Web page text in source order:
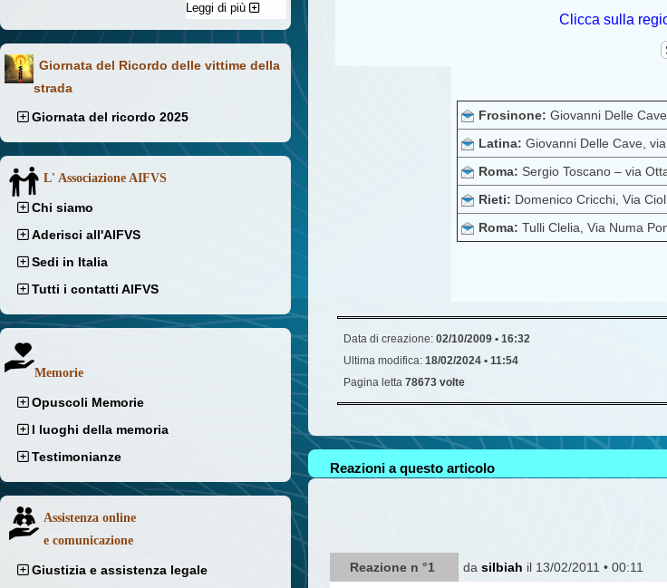
Leggi di più
Giornata del Ricordo delle vittime della
strada
Giornata del ricordo 2025
L' Associazione AIFVS
Chi siamo
Aderisci all'AIFVS
Sedi in Italia
Tutti i contatti AIFVS
Memorie
Opuscoli Memorie
I luoghi della memoria
Testimonianze
Assistenza online
e comunicazione
Giustizia e assistenza legale
Clicca sulla
Frosinone: Giovanni Delle
Latina: Giovanni Delle Cave,
Roma: Sergio Toscano – via
Rieti: Domenico Cricchi, Via
Roma: Tulli Clelia, Via Numa
Data di creazione: 02/10/2009 • 16:32
Ultima modifica: 18/02/2024 • 11:54
Pagina letta 78673 volte
Reazioni a questo articolo
Reazione n °1 da silbiah il 13/02/2011 • 00:11